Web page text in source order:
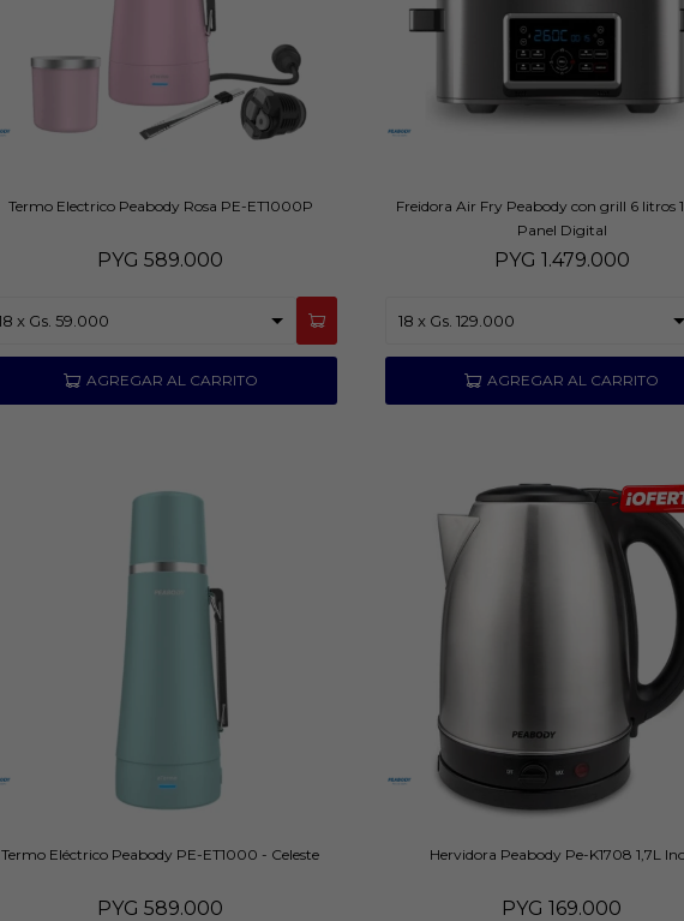
Termo Electrico Peabody Rosa PE-ET1000P
PYG 589.000
Freidora Air Fry Peabody con grill 6 litros
Panel Digital
PYG 1.479.000
Termo Eléctrico Peabody PE-ET1000 - Celeste
PYG 589.000
Hervidora Peabody Pe-K1708 1,7L
PYG 169.000